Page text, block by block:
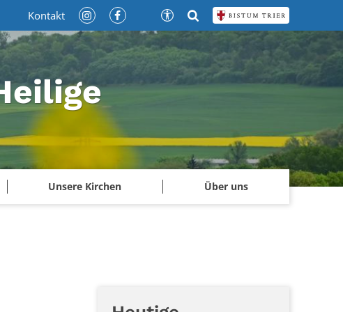
Unsere Kirchen Über uns
Kontakt